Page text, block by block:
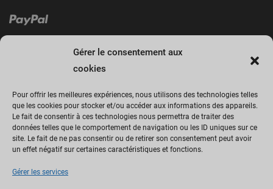
Gérer le consentement aux
cookies
Pour offrir les meilleures expériences, nous utilisons des technologies telles
que les cookies pour stocker et/ou accéder aux informations des appareils.
Le fait de consentir à ces technologies nous permettra de traiter des
données telles que le comportement de navigation ou les ID uniques sur ce
site. Le fait de ne pas consentir ou de retirer son consentement peut avoir
un effet négatif sur certaines caractéristiques et fonctions.
Gérer les services
Cliquez sur « J’accepte » pour activer
Facebook
Politique de cookies